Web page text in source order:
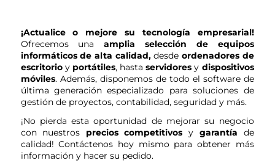
¡Actualice o mejore su tecnología empresarial!
Ofrecemos una amplia selección de equipos
informáticos de alta calidad,desde ordenadores de
escritorioy portátiles, hasta servidoresy dispositivos
móviles. Además, disponemos de todo el software de
última generación especializado para soluciones de
gestión de proyectos, contabilidad, seguridad y más.
¡No pierda esta oportunidad de mejorar su negocio
con nuestros precios competitivosy garantía de
calidad! Contáctenos hoy mismo para obtener más
información y hacer su pedido.